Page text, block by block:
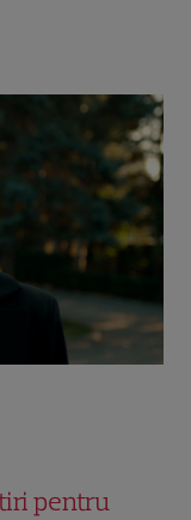
pentru